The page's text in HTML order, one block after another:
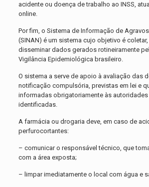
acidente ou doença de trabalho ao INSS,
online.
Por fim, o Sistema de Informação de
(SINAN) é um sistema cujo objetivo é
disseminar dados gerados rotineiramente
Vigilância Epidemiológica brasileiro.
O sistema a serve de apoio à avaliação das
notificação compulsória, previstas em lei e
informadas obrigatoriamente às
identificadas.
A farmácia ou drogaria deve, em caso de
perfurocortantes:
– comunicar o responsável técnico, que
com a área exposta;
– limpar imediatamente o local com água e